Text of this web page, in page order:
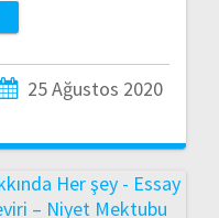
25 Ağustos 2020